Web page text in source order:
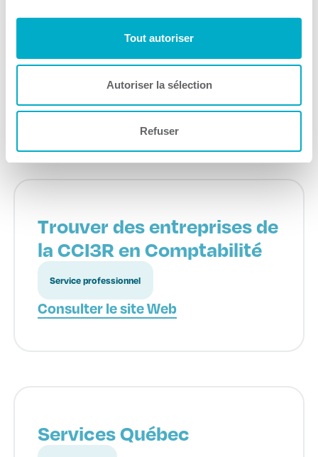
Tout autoriser
Autoriser la sélection
Refuser
Entrepreneuriat diversifié et inclusif
Consulter le site Web
Trouver des entreprises de
la CCI3R en Comptabilité
Service professionnel
Consulter le site Web
Services Québec